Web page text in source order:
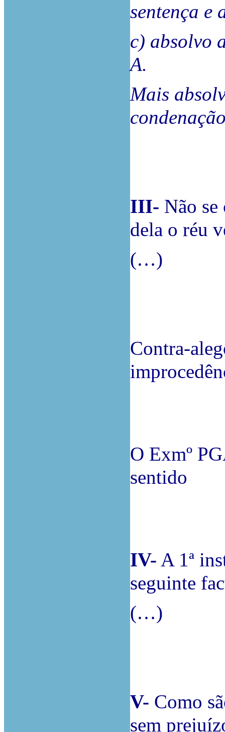
sentença e
c) absolvo
A.
Mais
III- Não
dela o réu
(…)
Contra-
O Exmº
sentido
IV- A 1ª
seguinte
(…)
V- Como
sem